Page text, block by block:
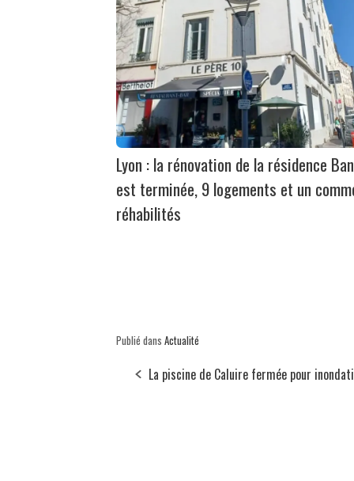
Lyon : la rénovation de la résidence
est terminée, 9 logements et un
réhabilités
Publié dans Actualité
La piscine de Caluire fermée pour